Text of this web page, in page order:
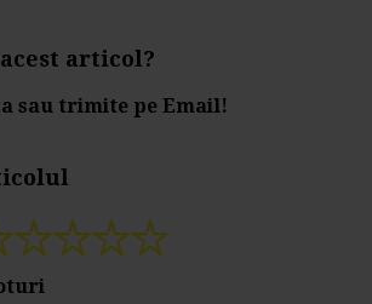
articol?
sau trimite pe Email!